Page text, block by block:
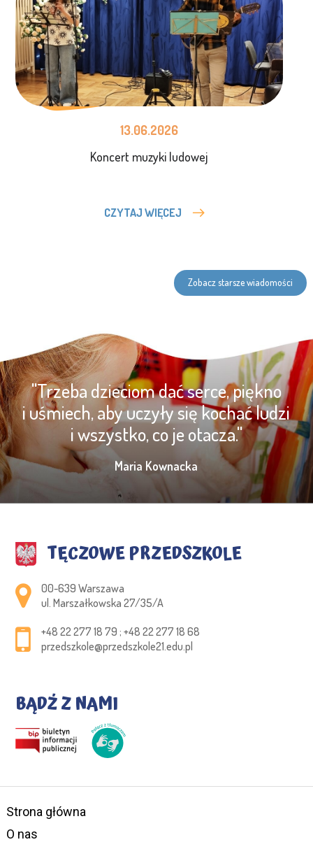
13.06.2026
Koncert muzyki ludowej
CZYTAJ WIĘCEJ
Zobacz starsze wiadomości
"Trzeba dzieciom dać serce, piękno
i uśmiech, aby uczyły się kochać ludzi
i wszystko, co je otacza."
Maria Kownacka
TĘCZOWE PRZEDSZKOLE
Adres pocztowy:
00-639 Warszawa
ul. Marszałkowska 27/35/A
+48 22 277 18 79 ; +48 22 277 18 68
przedszkole@przedszkole21.edu.pl
BĄDŹ Z NAMI
Strona główna
O nas